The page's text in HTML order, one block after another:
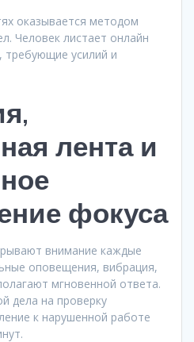
оказывается методом
Человек листает онлайн
требующие усилий и
лента и
фокуса
внимание каждые
оповещения, вибрация,
мгновенной ответа.
дела на проверку
к нарушенной работе